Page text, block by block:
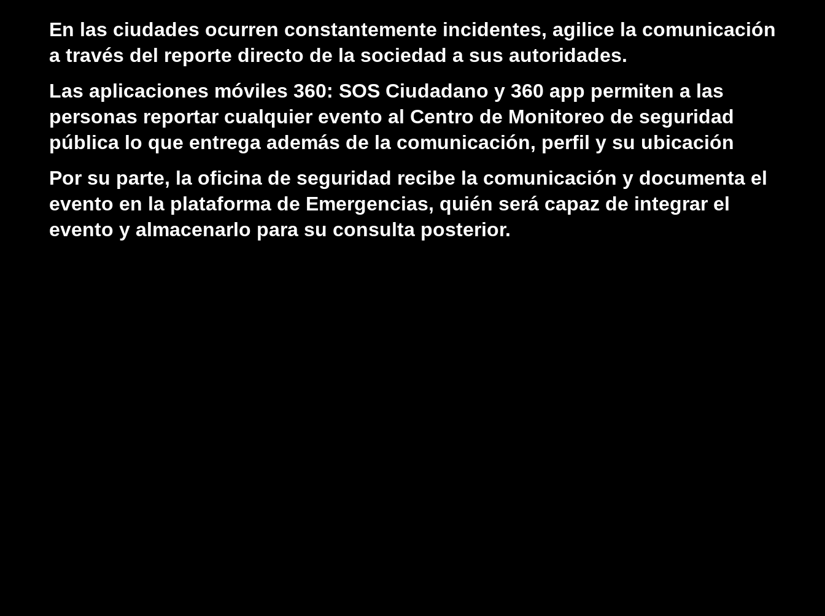
En las ciudades ocurren constantemente incidentes, agilice la comunicación
a través del reporte directo de la sociedad a sus autoridades.
Las aplicaciones móviles 360: SOS Ciudadano y 360 app permiten a las
personas reportar cualquier evento al Centro de Monitoreo de seguridad
pública lo que entrega además de la comunicación, perfil y su ubicación
Por su parte, la oficina de seguridad recibe la comunicación y documenta el
evento en la plataforma de Emergencias, quién será capaz de integrar el
evento y almacenarlo para su consulta posterior.